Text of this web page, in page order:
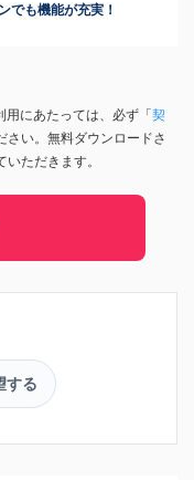
でも機能が充実！
用にあたっては、必ず「契
さい。無料ダウンロードさ
ただきます。
する